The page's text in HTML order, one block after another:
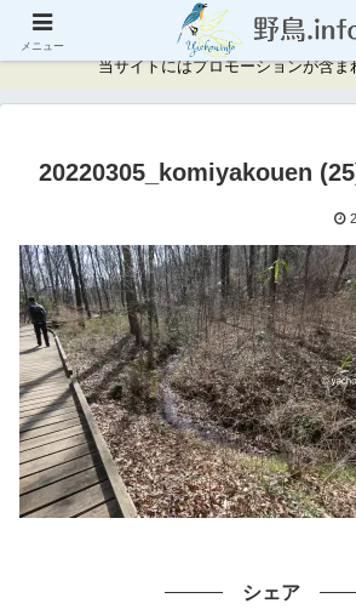
神奈川県周辺の野鳥情報と記
当サイトにはプロモーションが含ま
20220305_komiyakouen
シェア
メニュー